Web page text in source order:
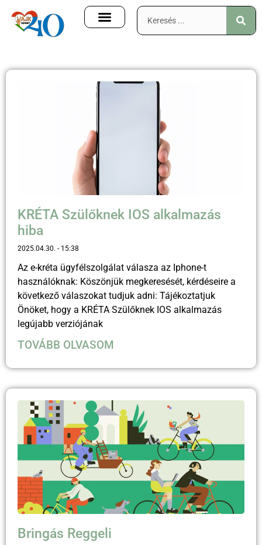
KRÉTA Szülőknek IOS alkalmazás
hiba
2025.04.30. 15:38
Az e-kréta ügyfélszolgálat válasza az Iphone-t
használóknak: Köszönjük megkeresését, kérdéseire a
következő válaszokat tudjuk adni: Tájékoztatjuk
Önöket, hogy a KRÉTA Szülőknek IOS alkalmazás
legújabb verziójának
TOVÁBB OLVASOM
Bringás Reggeli